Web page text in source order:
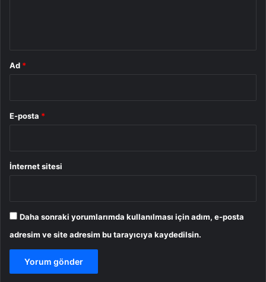
Ad *
E-posta *
İnternet sitesi
Daha sonraki yorumlarımda kullanılması için adım, e-posta
adresim ve site adresim bu tarayıcıya kaydedilsin.